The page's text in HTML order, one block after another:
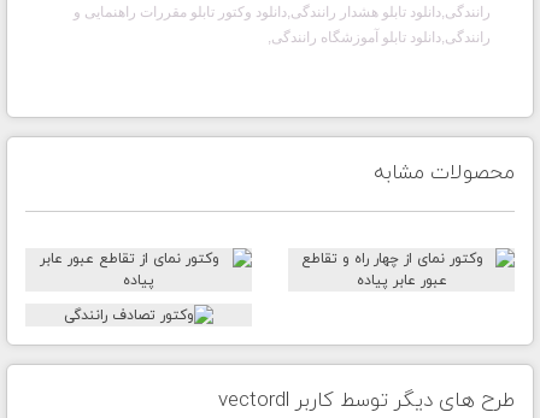
رانندگی,دانلود تابلو هشدار رانندگی,دانلود وکتور تابلو مقررات راهنمایی و
رانندگی,دانلود تابلو آموزشگاه رانندگی,
محصولات مشابه
طرح های دیگر توسط کاربر vectordl